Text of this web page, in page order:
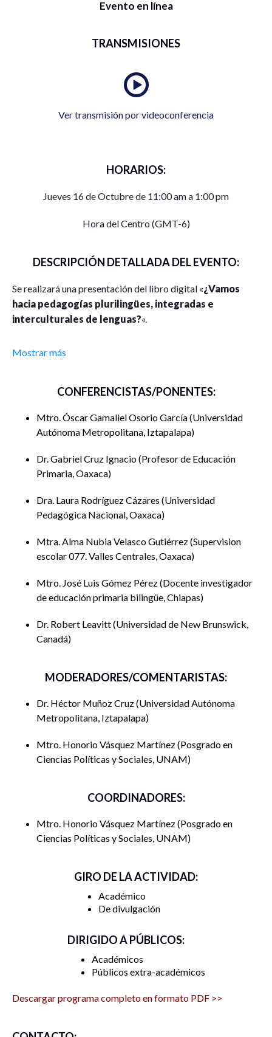
Evento en línea
TRANSMISIONES
Ver transmisión por videoconferencia
HORARIOS:
Jueves 16 de Octubre de 11:00 am a 1:00 pm
Hora del Centro (GMT-6)
DESCRIPCIÓN DETALLADA DEL EVENTO:
Se realizará una presentación del libro digital «¿Vamos
hacia pedagogías plurilingües, integradas e
interculturales de lenguas?«.
de las identidades, en la operación e infraestructura
aprendizaje de lenguas en cualquier tipo de comunidad
educativa indígena actual.
Los autores del libro exploran, definen y promueven la
potencialidad y la significatividad de los itinerarios que ha
escogido la humanidad para reconocer e intervenir con
justicia en la diversidad cultural, étnica, cognitiva y
que se sustentan en concepciones democráticas, plurales,
integrativas y sustentables como bases de un nuevo
Esta obra colectiva representa conceptual y
libros publicados en 2023 por la Universidad Autónoma
Metropolitana, Unidad Iztapalapa:
diseños multilingües interculturales.El segundo libro
movilidad: perspectivas conceptuales y metodológicas.
Mostrar más
CONFERENCISTAS/PONENTES:
Mtro. Óscar Gamaliel Osorio García Universidad
Autónoma Metropolitana, Iztapalapa
Dr. Gabriel Cruz Ignacio Profesor de Educación
Primaria, Oaxaca
Dra. Laura Rodríguez Cázares Universidad
Pedagógica Nacional, Oaxaca
Mtra. Alma Nubia Velasco Gutiérrez Supervision
escolar 077. Valles Centrales, Oaxaca
Mtro. José Luis Gómez Pérez Docente investigador
de educación primaria bilingüe, Chiapas
Dr. Robert Leavitt Universidad de New Brunswick,
Canadá
MODERADORES/COMENTARISTAS:
Dr. Héctor Muñoz Cruz Universidad Autónoma
Metropolitana, Iztapalapa
Mtro. Honorio Vásquez Martínez Posgrado en
Ciencias Políticas y Sociales, UNAM
COORDINADORES:
Mtro. Honorio Vásquez Martínez Posgrado en
Ciencias Políticas y Sociales, UNAM
GIRO DE LA ACTIVIDAD:
Académico
De divulgación
DIRIGIDO A PÚBLICOS:
Académicos
Públicos extra-académicos
Descargar programa completo en formato PDF >>